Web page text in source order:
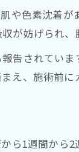
や色素沈着
が妨げられ、
告されてい
え、施術前
ら1週間か